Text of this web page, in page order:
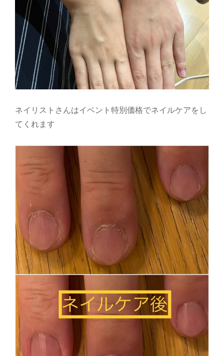
ネイリストさんはイベント特別価格でネイルケアをし
てくれます